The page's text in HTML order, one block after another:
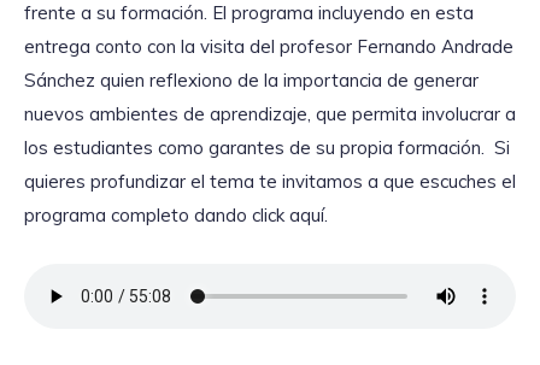
frente a su formación. El programa incluyendo en esta
entrega conto con la visita del profesor Fernando Andrade
Sánchez quien reflexiono de la importancia de generar
nuevos ambientes de aprendizaje, que permita involucrar a
los estudiantes como garantes de su propia formación. Si
quieres profundizar el tema te invitamos a que escuches el
programa completo dando click aquí.